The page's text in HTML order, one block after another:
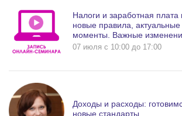
Налоги и заработная плата
новые правила,
моменты. Важные
07 июля c 10:00 до 17:00
Доходы и расходы:
новые стандарты